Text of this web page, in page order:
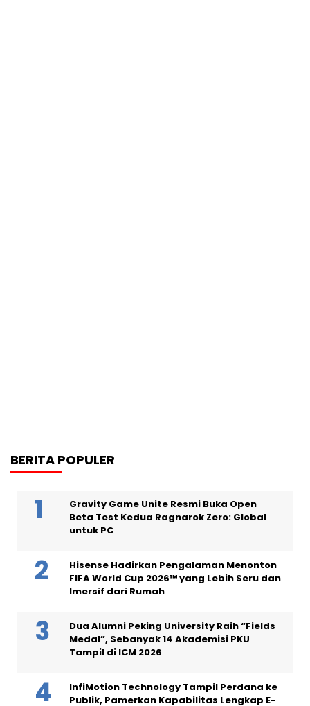
BERITA POPULER
Gravity Game Unite Resmi Buka Open
Beta Test Kedua Ragnarok Zero: Global
untuk PC
Hisense Hadirkan Pengalaman Menonton
FIFA World Cup 2026™ yang Lebih Seru dan
Imersif dari Rumah
Dua Alumni Peking University Raih “Fields
Medal”, Sebanyak 14 Akademisi PKU
Tampil di ICM 2026
InfiMotion Technology Tampil Perdana ke
Publik, Pamerkan Kapabilitas Lengkap E-